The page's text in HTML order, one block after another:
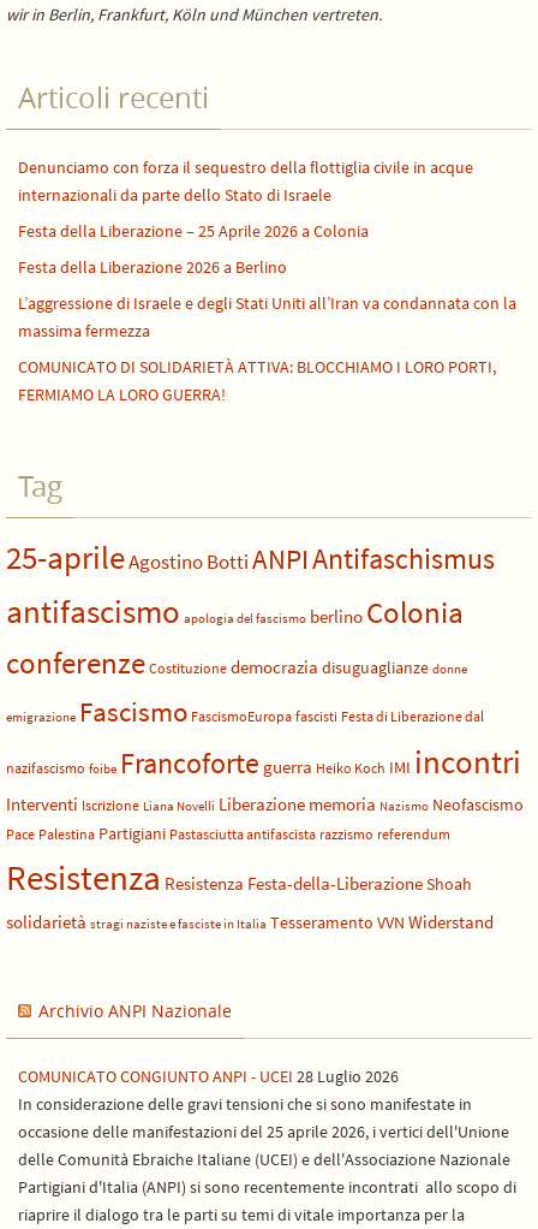
wir in Berlin, Frankfurt, Köln und München vertreten.
Articoli recenti
Denunciamo con forza il sequestro della flottiglia civile in acque
internazionali da parte dello Stato di Israele
Festa della Liberazione – 25 Aprile 2026 a Colonia
Festa della Liberazione 2026 a Berlino
L’aggressione di Israele e degli Stati Uniti all’Iran va condannata con la
massima fermezza
COMUNICATO DI SOLIDARIETÀ ATTIVA: BLOCCHIAMO I LORO PORTI,
FERMIAMO LA LORO GUERRA!
Tag
25-aprileAgostino BottiANPIAntifaschismus
antifascismo apologia del fascismo berlino Colonia
conferenze Costituzione democrazia disuguaglianze donne
emigrazione Fascismo FascismoEuropa fascisti Festa di Liberazione dal
nazifascismo foibe Francoforte guerra Heiko Koch IMI incontri
Interventi Iscrizione Liana Novelli Liberazione memoria Nazismo Neofascismo
Pace Palestina Partigiani Pastasciutta antifascista razzismo referendum
Resistenza Resistenza Festa-della-LiberazioneShoah
solidarietà stragi naziste e fasciste in Italia Tesseramento VVN Widerstand
Archivio ANPI Nazionale
COMUNICATO CONGIUNTO ANPI - UCEI 28 Luglio 2026
In considerazione delle gravi tensioni che si sono manifestate in
occasione delle manifestazioni del 25 aprile 2026, i vertici dell'Unione
delle Comunità Ebraiche Italiane (UCEI) e dell'Associazione Nazionale
Partigiani d'Italia (ANPI) si sono recentemente incontrati allo scopo di
riaprire il dialogo tra le parti su temi di vitale importanza per la